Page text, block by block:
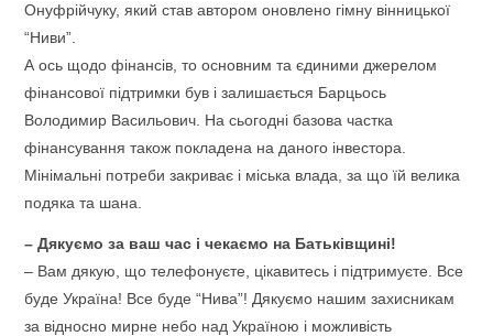
Онуфрійчуку, який став автором оновлено гімну вінницької
“Ниви”.
А ось щодо фінансів, то основним та єдиними джерелом
фінансової підтримки був і залишається Барцьось
Володимир Васильович. На сьогодні базова частка
фінансування також покладена на даного інвестора.
Мінімальні потреби закриває і міська влада, за що їй велика
подяка та шана.
– Дякуємо за ваш час і чекаємо на Батьківщині!
– Вам дякую, що телефонуєте, цікавитесь і підтримуєте. Все
буде Україна! Все буде “Нива”! Дякуємо нашим захисникам
за відносно мирне небо над Україною і можливість